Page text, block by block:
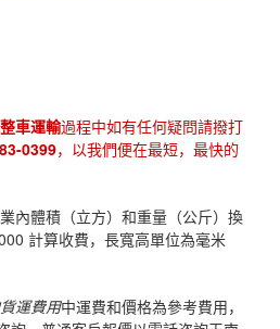
車運輸過程中如有任何疑問請撥打
0399，以我們便在最短，最快的
內體積（立方）和重量（公斤）換
計算收費，長寬高單位為毫米
運費用中運費和價格為參考費用，